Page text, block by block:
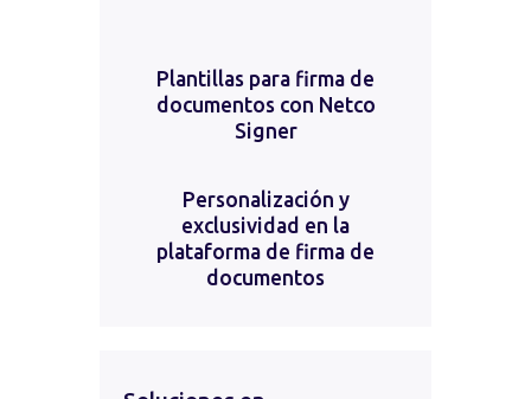
Plantillas para firma de
documentos con Netco
Signer
Personalización y
exclusividad en la
plataforma de firma de
documentos